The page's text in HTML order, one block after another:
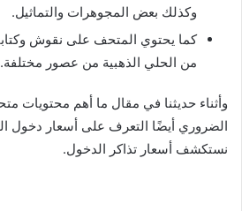
وكذلك بعض المجوهرات والتماثيل.
كما يحتوي المتحف على نقوش
من الحلي الذهبية من عصور مختلفة.
وأثناء حديثنا في مقال ما أهم محتويات
الضروري أيضًا التعرف على أسعار دخول
نستكشف أسعار تذاكر الدخول.